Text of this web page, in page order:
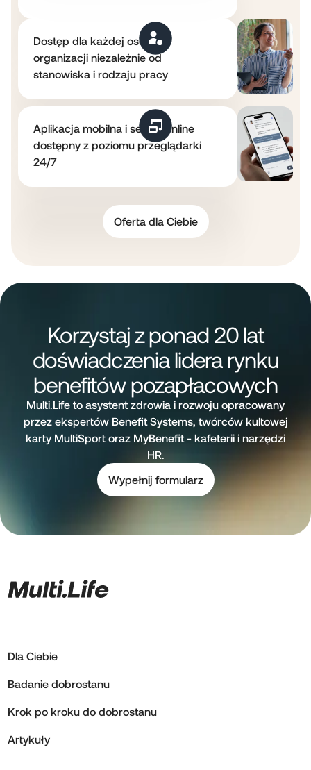
Dostęp dla każdej osoby w
organizacji niezależnie od
stanowiska i rodzaju pracy
Aplikacja mobilna i serwis online
dostępny z poziomu przeglądarki
24/7
Oferta dla Ciebie
Korzystaj z ponad 20 lat
doświadczenia lidera rynku
benefitów pozapłacowych
Multi.Life to asystent zdrowia i rozwoju opracowany
przez ekspertów Benefit Systems, twórców kultowej
karty MultiSport oraz MyBenefit - kafeterii i narzędzi
HR.
Wypełnij formularz
Dla Ciebie
Badanie dobrostanu
Krok po kroku do dobrostanu
Artykuły